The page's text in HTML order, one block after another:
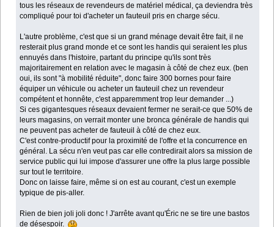
tous les réseaux de revendeurs de matériel médical, ça deviendra très
compliqué pour toi d'acheter un fauteuil pris en charge sécu.
L'autre problème, c'est que si un grand ménage devait être fait, il ne
resterait plus grand monde et ce sont les handis qui seraient les plus
ennuyés dans l'histoire, partant du principe qu'ils sont très
majoritairement en relation avec le magasin à côté de chez eux. (ben
oui, ils sont "à mobilité réduite", donc faire 300 bornes pour faire
équiper un véhicule ou acheter un fauteuil chez un revendeur
compétent et honnête, c'est apparemment trop leur demander ...)
Si ces gigantesques réseaux devaient fermer ne serait-ce que 50% de
leurs magasins, on verrait monter une bronca générale de handis qui
ne peuvent pas acheter de fauteuil à côté de chez eux.
C'est contre-productif pour la proximité de l'offre et la concurrence en
général. La sécu n'en veut pas car elle contredirait alors sa mission de
service public qui lui impose d'assurer une offre la plus large possible
sur tout le territoire.
Donc on laisse faire, même si on est au courant, c'est un exemple
typique de pis-aller.
Rien de bien joli joli donc ! J'arrête avant qu'Éric ne se tire une bastos
de désespoir.